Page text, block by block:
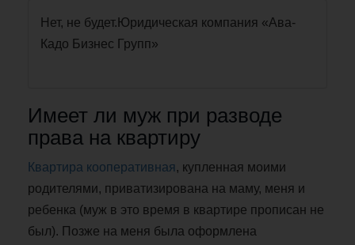
Нет, не будет.Юридическая компания «Ава-
Кадо Бизнес Групп»
Имеет ли муж при разводе
права на квартиру
Квартира кооперативная , купленная моими
родителями, приватизирована на маму, меня и
ребенка (муж в это время в квартире прописан не
был). Позже на меня была оформлена